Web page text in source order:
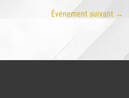
Événement suivant →